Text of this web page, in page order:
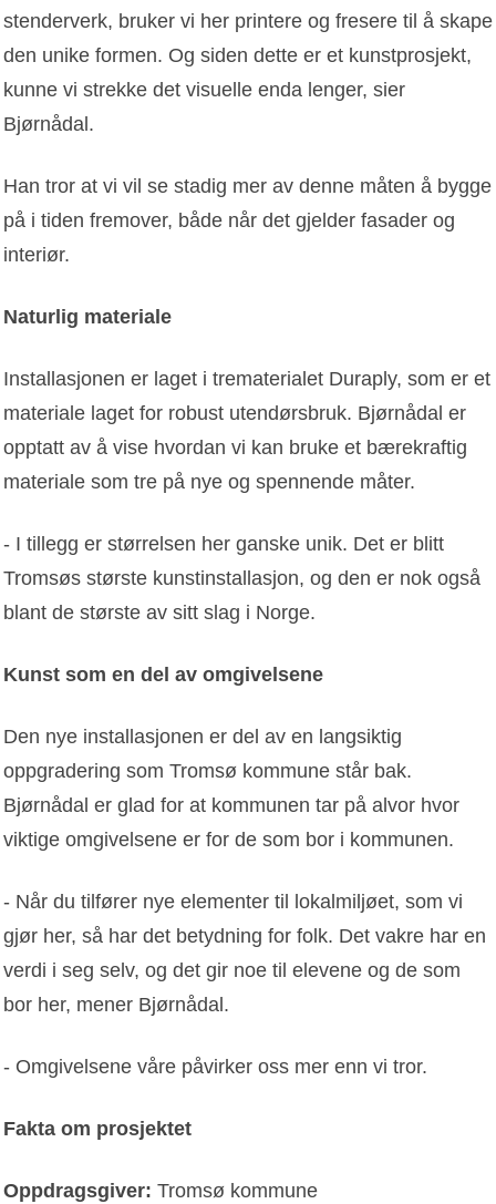
stenderverk, bruker vi her printere og fresere til å skape
den unike formen. Og siden dette er et kunstprosjekt,
kunne vi strekke det visuelle enda lenger, sier
Bjørnådal.
Han tror at vi vil se stadig mer av denne måten å bygge
på i tiden fremover, både når det gjelder fasader og
interiør.
Naturlig materiale
Installasjonen er laget i trematerialet Duraply, som er et
materiale laget for robust utendørsbruk. Bjørnådal er
opptatt av å vise hvordan vi kan bruke et bærekraftig
materiale som tre på nye og spennende måter.
- I tillegg er størrelsen her ganske unik. Det er blitt
Tromsøs største kunstinstallasjon, og den er nok også
blant de største av sitt slag i Norge.
Kunst som en del av omgivelsene
Den nye installasjonen er del av en langsiktig
oppgradering som Tromsø kommune står bak.
Bjørnådal er glad for at kommunen tar på alvor hvor
viktige omgivelsene er for de som bor i kommunen.
- Når du tilfører nye elementer til lokalmiljøet, som vi
gjør her, så har det betydning for folk. Det vakre har en
verdi i seg selv, og det gir noe til elevene og de som
bor her, mener Bjørnådal.
- Omgivelsene våre påvirker oss mer enn vi tror.
Fakta om prosjektet
Oppdragsgiver: Tromsø kommune